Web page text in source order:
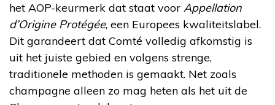
het AOP-keurmerk dat staat voor Appellation
d’Origine Protégée, een Europees kwaliteitslabel.
Dit garandeert dat Comté volledig afkomstig is
uit het juiste gebied en volgens strenge,
traditionele methoden is gemaakt. Net zoals
champagne alleen zo mag heten als het uit de